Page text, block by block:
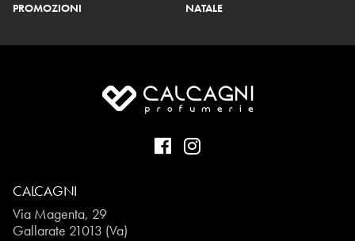
PROMOZIONI NATALE
CALCAGNI
Via Magenta, 29
Gallarate 21013 (Va)